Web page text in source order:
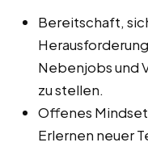
Bereitschaft,
Nebenjobs und
zu stellen.
Offenes
Erlernen neuer